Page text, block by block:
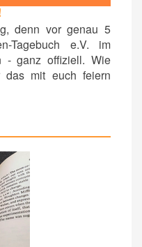
denn vor genau 5
Tagebuch e.V. im
- ganz offiziell. Wie
mit euch feiern